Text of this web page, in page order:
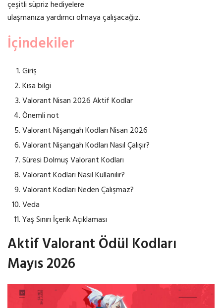
çeşitli süpriz hediyelere
ulaşmanıza yardımcı olmaya çalışacağız.
İçindekiler
Giriş
Kısa bilgi
Valorant Nisan 2026 Aktif Kodlar
Önemli not
Valorant Nişangah Kodları Nisan 2026
Valorant Nişangah Kodları Nasıl Çalışır?
Süresi Dolmuş Valorant Kodları
Valorant Kodları Nasıl Kullanılır?
Valorant Kodları Neden Çalışmaz?
Veda
Yaş Sınırı İçerik Açıklaması
Aktif Valorant Ödül Kodları
Mayıs 2026